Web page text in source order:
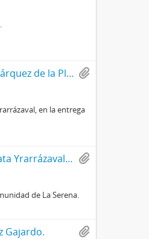
Discurso del ministro Secretario General de Gobierno don Alfonso Márquez de la Plata Yrarrázaval, en la entrega de condecoraciones “Servicios Distinguidos”.
en la entrega
Discurso del Señor Ministro Secretario General de Gobierno, don Alfonso Márquez de la Plata Yrarrázaval, ante la comunidad de La Serena.
de La Serena.
Gajardo.